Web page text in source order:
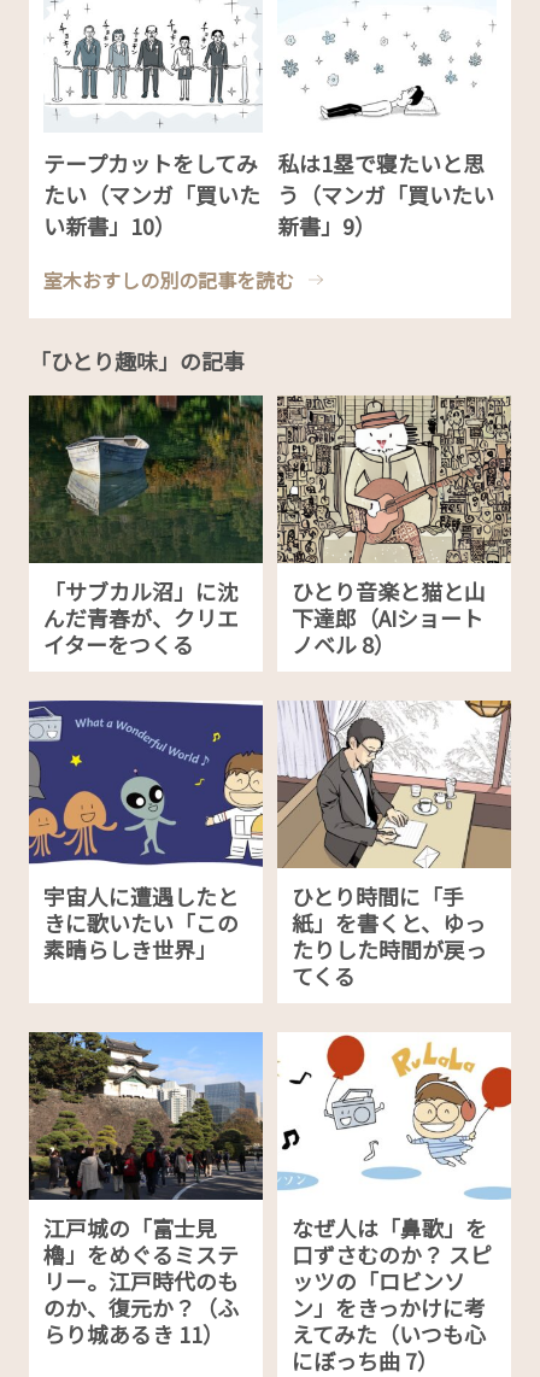
テープカットをしてみ
たい（マンガ「買いた
い新書」10）
私は1塁で寝たいと思
う（マンガ「買いたい
新書」9）
室木おすしの別の記事を読む
「ひとり趣味」の記事
「サブカル沼」に沈
んだ青春が、クリエ
イターをつくる
ひとり音楽と猫と山
下達郎（AIショート
ノベル 8）
宇宙人に遭遇したと
きに歌いたい「この
素晴らしき世界」
ひとり時間に「手
紙」を書くと、ゆっ
たりした時間が戻っ
てくる
江戸城の「富士見
櫓」をめぐるミステ
リー。江戸時代のも
のか、復元か？（ふ
らり城あるき 11）
なぜ人は「鼻歌」を
口ずさむのか？ スピ
ッツの「ロビンソ
ン」をきっかけに考
えてみた（いつも心
にぼっち曲 7）